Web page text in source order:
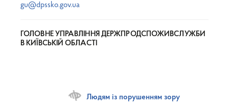
gu@dpssko.gov.ua
ГОЛОВНЕ УПРАВЛІННЯ ДЕРЖПРОДСПОЖИВСЛУЖБИ
В КИЇВСЬКІЙ ОБЛАСТІ
Людям із порушенням зору